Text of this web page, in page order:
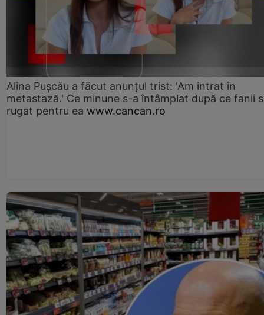
Alina Pușcău a făcut anunțul trist: 'Am intrat în
metastază.' Ce minune s-a întâmplat după ce fanii
rugat pentru ea www.cancan.ro